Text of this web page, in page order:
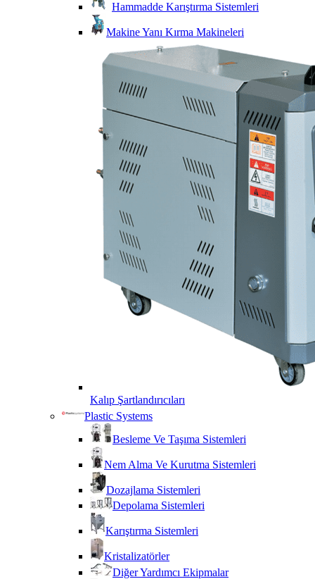
Hammadde Karıştırma Sistemleri
Makine Yanı Kırma Makineleri
Kalıp Şartlandırıcıları
Plastic Systems
Besleme Ve Taşıma Sistemleri
Nem Alma Ve Kurutma Sistemleri
Dozajlama Sistemleri
Depolama Sistemleri
Karıştırma Sistemleri
Kristalizatörler
Diğer Yardımcı Ekipmalar